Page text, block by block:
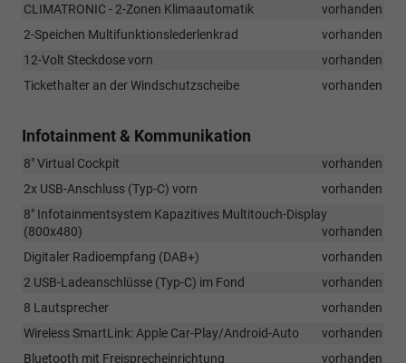
CLIMATRONIC - 2-Zonen Klimaautomatik
vorhanden
2-Speichen Multifunktionslederlenkrad
vorhanden
12-Volt Steckdose vorn
vorhanden
Tickethalter an der Windschutzscheibe
vorhanden
Infotainment & Kommunikation
8" Virtual Cockpit
vorhanden
2x USB-Anschluss (Typ-C) vorn
vorhanden
8" Infotainmentsystem Kapazitives Multitouch-Display
(800x480)
vorhanden
Digitaler Radioempfang (DAB+)
vorhanden
2 USB-Ladeanschlüsse (Typ-C) im Fond
vorhanden
8 Lautsprecher
vorhanden
Wireless SmartLink: Apple Car-Play/Android-Auto
vorhanden
Bluetooth mit Freisprecheinrichtung
vorhanden